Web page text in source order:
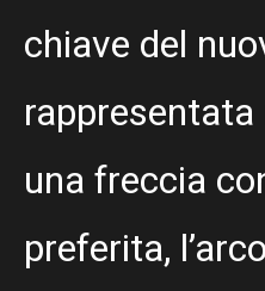
chiave del
una freccia
preferita,